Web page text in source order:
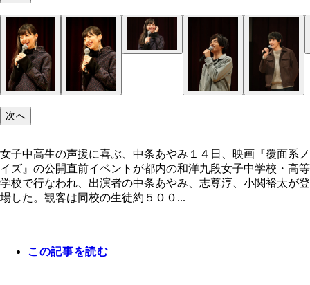
女子中高生の声援に喜ぶ、中条あやみ
４０個ものバレンタインチョコをもらった志尊に
次へ
女子中高生の声援に喜ぶ、中条あやみ１４日、映画『覆面系ノ
イズ』の公開直前イベントが都内の和洋九段女子中学校・高等
学校で行なわれ、出演者の中条あやみ、志尊淳、小関裕太が登
場した。観客は同校の生徒約５００...
この記事を読む